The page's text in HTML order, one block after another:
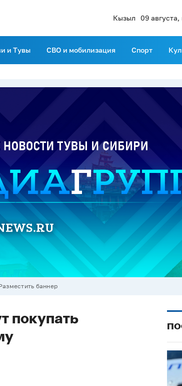
Кызыл 09 августа,
и Тувы СВО и мобилизация Спорт
баннер
покупать